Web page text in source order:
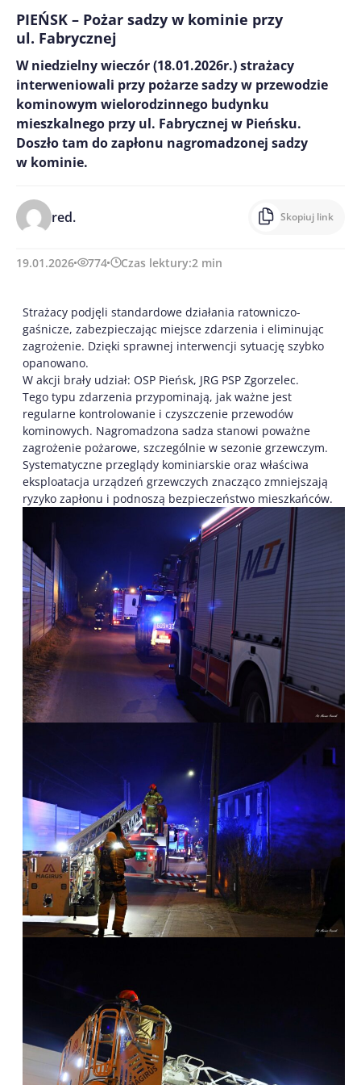
PIEŃSK – Pożar sadzy w kominie przy
ul. Fabrycznej
W niedzielny wieczór (18.01.2026r.) strażacy
interweniowali przy pożarze sadzy w przewodzie
kominowym wielorodzinnego budynku
mieszkalnego przy ul. Fabrycznej w Pieńsku.
Doszło tam do zapłonu nagromadzonej sadzy
w kominie.
red. Skopiuj link
19.01.2026 774 Czas lektury:2 min
Strażacy podjęli standardowe działania ratowniczo-
gaśnicze, zabezpieczając miejsce zdarzenia i eliminując
zagrożenie. Dzięki sprawnej interwencji sytuację szybko
opanowano.
W akcji brały udział: OSP Pieńsk, JRG PSP Zgorzelec.
Tego typu zdarzenia przypominają, jak ważne jest
regularne kontrolowanie i czyszczenie przewodów
kominowych. Nagromadzona sadza stanowi poważne
zagrożenie pożarowe, szczególnie w sezonie grzewczym.
Systematyczne przeglądy kominiarskie oraz właściwa
eksploatacja urządzeń grzewczych znacząco zmniejszają
ryzyko zapłonu i podnoszą bezpieczeństwo mieszkańców.